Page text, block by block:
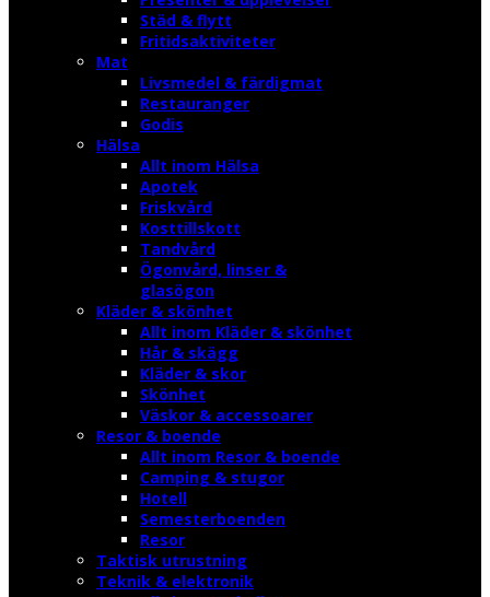
Städ & flytt
Fritidsaktiviteter
Mat
Livsmedel & färdigmat
Restauranger
Godis
Hälsa
Allt inom Hälsa
Apotek
Friskvård
Kosttillskott
Tandvård
Ögonvård, linser &
glasögon
Kläder & skönhet
Allt inom Kläder & skönhet
Hår & skägg
Kläder & skor
Skönhet
Väskor & accessoarer
Resor & boende
Allt inom Resor & boende
Camping & stugor
Hotell
Semesterboenden
Resor
Taktisk utrustning
Teknik & elektronik